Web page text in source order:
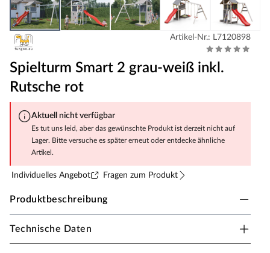
Artikel-Nr.: L7120898
Spielturm Smart 2 grau-weiß inkl.
Rutsche rot
Aktuell nicht verfügbar
Es tut uns leid, aber das gewünschte Produkt ist derzeit nicht auf
Lager. Bitte versuche es später erneut oder entdecke ähnliche
Artikel.
Individuelles Angebot Fragen zum Produkt
Produktbeschreibung
Fungoo Spielturm Smart 2 grau-weiß inkl.
Technische Daten